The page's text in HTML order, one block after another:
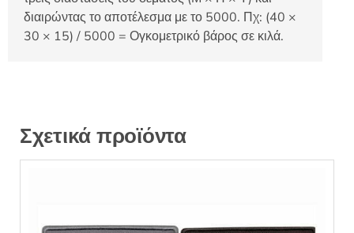
διαιρώντας το αποτέλεσμα με το 5000. Πχ: (40 ×
30 × 15) / 5000 = Ογκομετρικό βάρος σε κιλά.
Σχετικά προϊόντα